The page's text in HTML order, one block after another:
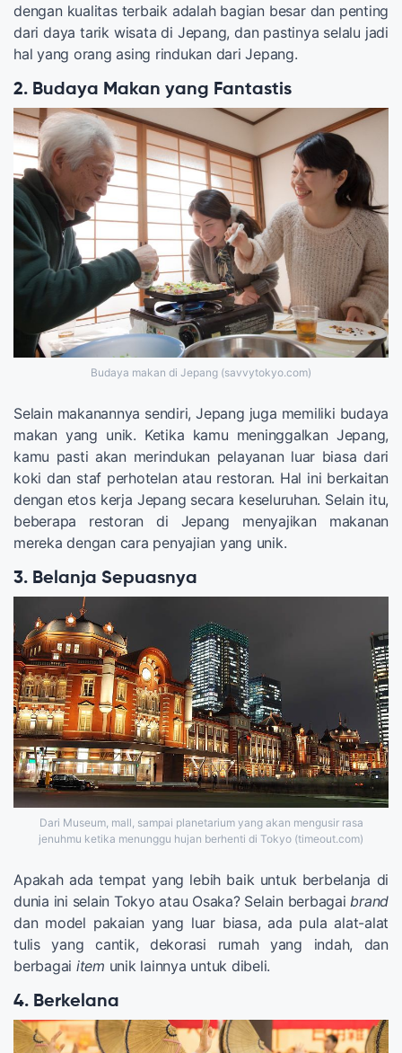
dengan kualitas terbaik adalah bagian besar dan penting
dari daya tarik wisata di Jepang, dan pastinya selalu jadi
hal yang orang asing rindukan dari Jepang.
2. Budaya Makan yang Fantastis
Budaya makan di Jepang (savvytokyo.com)
Selain makanannya sendiri, Jepang juga memiliki budaya
makan yang unik. Ketika kamu meninggalkan Jepang,
kamu pasti akan merindukan pelayanan luar biasa dari
koki dan staf perhotelan atau restoran. Hal ini berkaitan
dengan etos kerja Jepang secara keseluruhan. Selain itu,
beberapa restoran di Jepang menyajikan makanan
mereka dengan cara penyajian yang unik.
3. Belanja Sepuasnya
Dari Museum, mall, sampai planetarium yang akan mengusir rasa
jenuhmu ketika menunggu hujan berhenti di Tokyo (timeout.com)
Apakah ada tempat yang lebih baik untuk berbelanja di
dunia ini selain Tokyo atau Osaka? Selain berbagaibrand
dan model pakaian yang luar biasa, ada pula alat-alat
tulis yang cantik, dekorasi rumah yang indah, dan
berbagai item unik lainnya untuk dibeli.
4. Berkelana